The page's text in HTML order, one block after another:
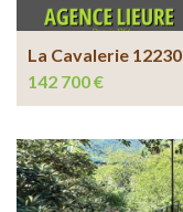
La Cavalerie 12230
142 700 €